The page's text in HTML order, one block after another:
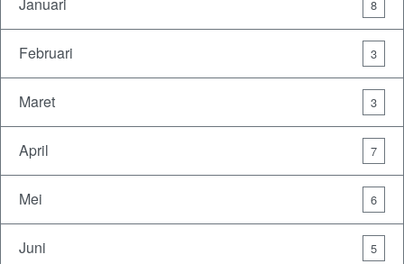
Januari 8
Februari 3
Maret 3
April 7
Mei 6
Juni 5